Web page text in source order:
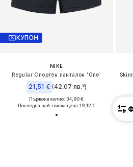
КУПОН
NIKE
Regular Спортен панталон 'One'
21,51 € (42,07 лв.³)
Първоначално: 34,90 €
Последна най-ниска цена:19,12 €